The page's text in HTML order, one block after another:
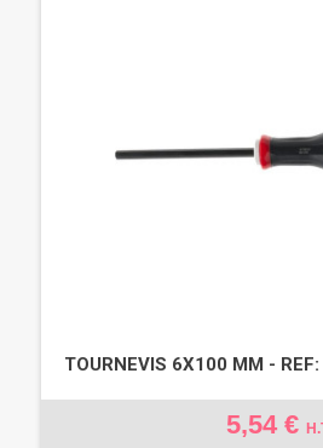
TOURNEVIS 6X100 MM -
5,54 €